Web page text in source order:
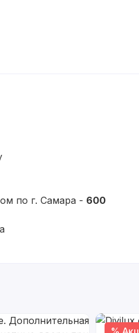
по г. Самара - 600